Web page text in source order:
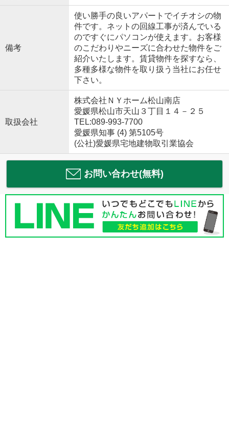
備考
使い勝手の良いアパートでイチオシの物
件です。ネットの回線工事が済んでいる
のですぐにパソコンが使えます。お客様
のこだわりやニーズに合わせた物件をご
紹介いたします。賃貸物件を探すなら、
多種多様な物件を取り扱う当社にお任せ
下さい。
取扱会社
株式会社ＮＹホーム松山南店
愛媛県松山市天山３丁目１４－２５
TEL:089-993-7700
愛媛県知事 (4) 第5105号
(公社)愛媛県宅地建物取引業協会
お問い合わせ(無料)